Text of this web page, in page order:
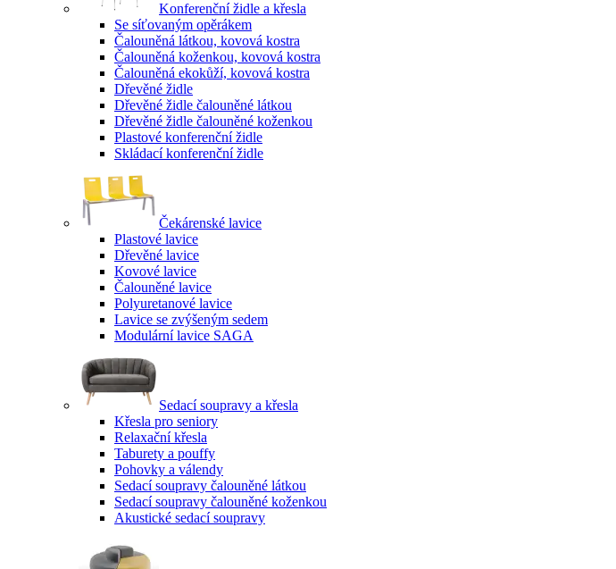
Konferenční židle a křesla
Se síťovaným opěrákem
Čalouněná látkou, kovová kostra
Čalouněná koženkou, kovová kostra
Čalouněná ekokůží, kovová kostra
Dřevěné židle
Dřevěné židle čalouněné látkou
Dřevěné židle čalouněné koženkou
Plastové konferenční židle
Skládací konferenční židle
Čekárenské lavice
Plastové lavice
Dřevěné lavice
Kovové lavice
Čalouněné lavice
Polyuretanové lavice
Lavice se zvýšeným sedem
Modulární lavice SAGA
Sedací soupravy a křesla
Křesla pro seniory
Relaxační křesla
Taburety a pouffy
Pohovky a válendy
Sedací soupravy čalouněné látkou
Sedací soupravy čalouněné koženkou
Akustické sedací soupravy